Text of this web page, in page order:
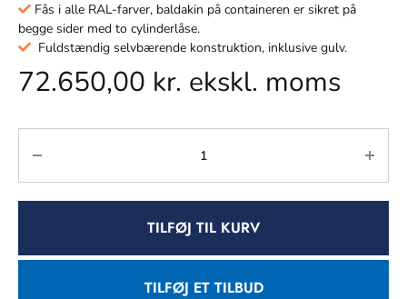
Fås i alle RAL-farver, baldakin på containeren er sikret på
begge sider med to cylinderlåse.
Fuldstændig selvbærende konstruktion, inklusive gulv.
72.650,00 kr. ekskl. moms
TILFØJ TIL KURV
TILFØJ ET TILBUD